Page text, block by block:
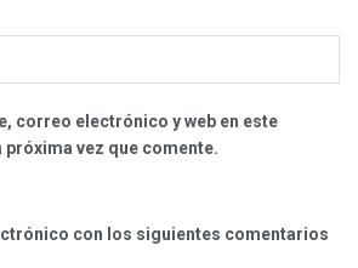
correo electrónico y web en este
próxima vez que comente.
con los siguientes comentarios